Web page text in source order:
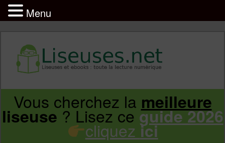
Infos sur les liseuses Kindle, Kobo,
Vivlio, Pocketbook
Aller
Aller
Vous cherchez la meilleure
liseuse? Lisez ceguide 2026
cliquez ici
Menu